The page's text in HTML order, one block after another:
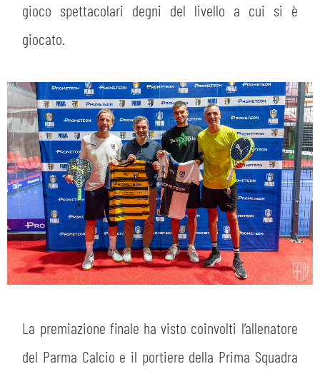
gioco spettacolari degni del livello a cui si è
giocato.
La premiazione finale ha visto coinvolti l’allenatore
del Parma Calcio e il portiere della Prima Squadra